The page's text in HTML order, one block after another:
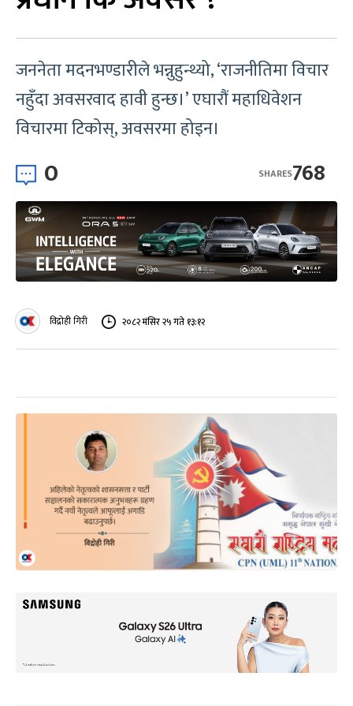
जननेता मदनभण्डारीले भन्नुहुन्थ्यो, ‘राजनीतिमा विचार
नहुँदा अवसरवाद हावी हुन्छ।’ एघारौं महाधिवेशन
विचारमा टिकोस्, अवसरमा होइन।
0 768
SHARES
विद्रोही गिरी २०८२ मंसिर २५ गते १३:१२